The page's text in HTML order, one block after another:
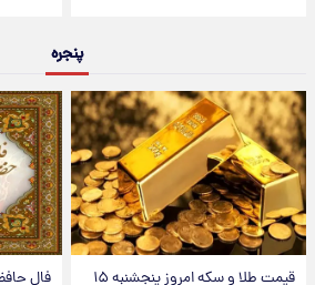
پنجره
قیمت طلا و سکه امروز پنجشنبه ۱۵